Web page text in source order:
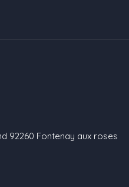
92260 Fontenay aux roses